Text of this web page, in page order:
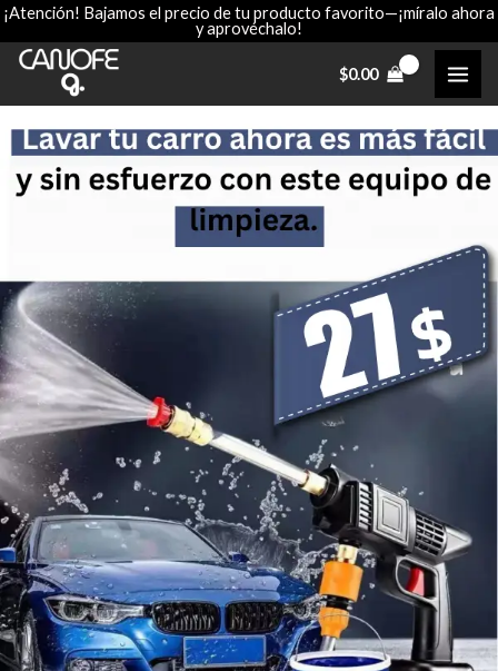
¡Atención! Bajamos el precio de tu producto favorito—¡míralo ahora
y aprovéchalo!
Ir
al
contenido
$0.00